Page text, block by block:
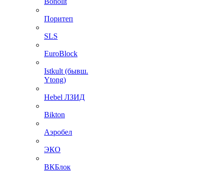
Поритеп
SLS
EuroBlock
Istkult (бывш.
Ytong)
Hebel ЛЗИД
Bikton
Аэробел
ЭКО
ВКБлок